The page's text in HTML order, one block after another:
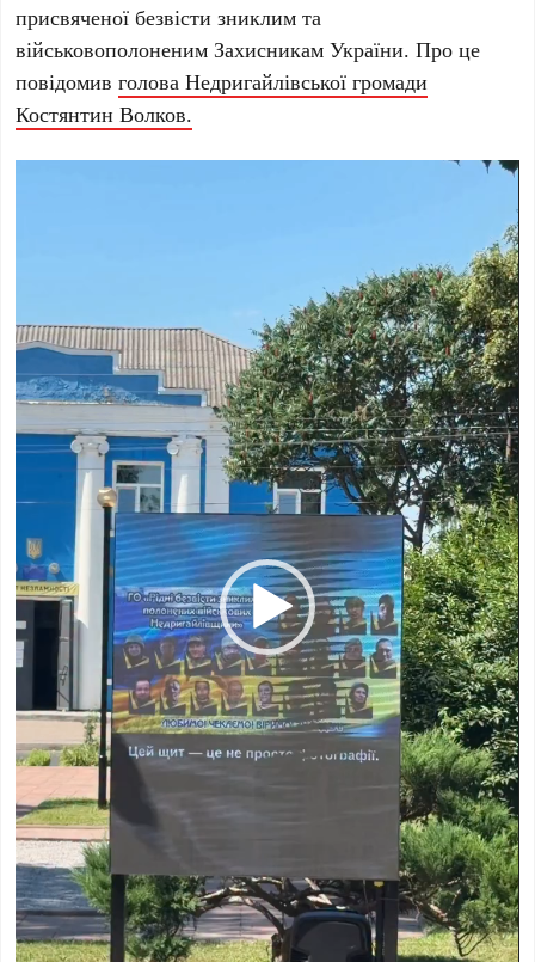
присвяченої безвісти зниклим та
військовополоненим Захисникам України. Про це
повідомивголова Недригайлівської громади
Костянтин Волков.